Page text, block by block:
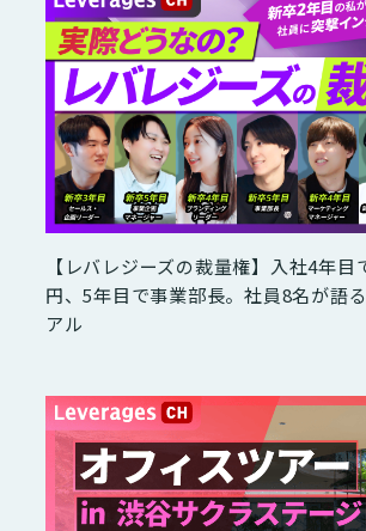
【レバレジーズの裁量権】入社4年目
円、5年目で事業部長。社員8名が語
アル